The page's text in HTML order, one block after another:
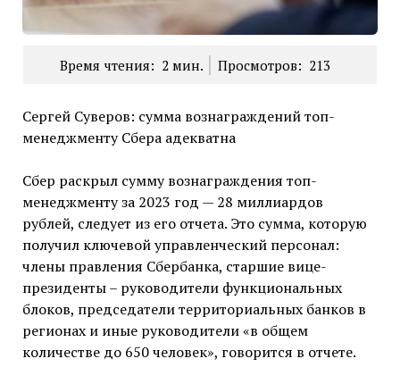
Время чтения: 2 мин. Просмотров: 213
Сергей Суверов: сумма вознаграждений топ-
менеджменту Сбера адекватна
Сбер раскрыл сумму вознаграждения топ-
менеджменту за 2023 год — 28 миллиардов
рублей, следует из его отчета. Это сумма, которую
получил ключевой управленческий персонал:
члены правления Сбербанка, старшие вице-
президенты – руководители функциональных
блоков, председатели территориальных банков в
регионах и иные руководители «в общем
количестве до 650 человек», говорится в отчете.